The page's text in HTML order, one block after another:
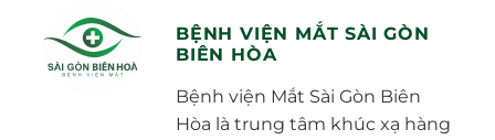
BỆNH VIỆN MẮT SÀI GÒN
BIÊN HÒA
Bệnh viện Mắt Sài Gòn Biên
Hòa là trung tâm khúc xạ hàng